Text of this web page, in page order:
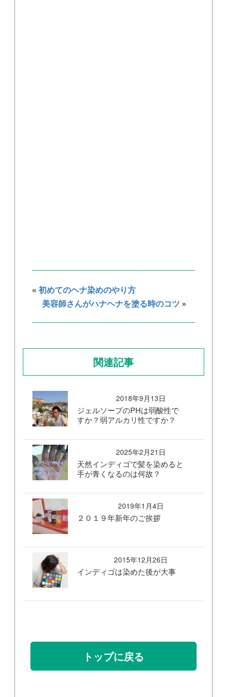
« 初めてのヘナ染めのやり方
美容師さんがハナヘナを塗る時のコツ »
関連記事
2018年9月13日
ジェルソープのPHは弱酸性で
すか？弱アルカリ性ですか？
2025年2月21日
天然インディゴで髪を染めると
手が青くなるのは何故？
2019年1月4日
２０１９年新年のご挨拶
2015年12月26日
インディゴは染めた後が大事
トップに戻る